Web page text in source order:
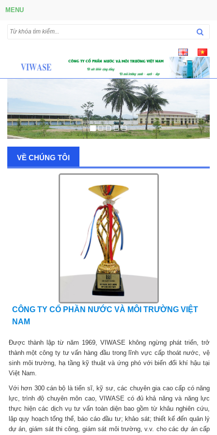
MENU
VỀ CHÚNG TÔI
CÔNG TY CỔ PHẦN NƯỚC VÀ MÔI TRƯỜNG VIỆT
NAM
Được thành lập từ năm 1969, VIWASE không ngừng phát triển, trở
thành một công ty tư vấn hàng đầu trong lĩnh vực cấp thoát nước, vệ
sinh môi trường, hạ tầng kỹ thuật và ứng phó với biến đổi khí hậu tại
Việt Nam.
Với hơn 300 cán bộ là tiến sĩ, kỹ sư, các chuyên gia cao cấp có năng
lực, trình độ chuyên môn cao, VIWASE có đủ khả năng và năng lực
thực hiện các dịch vụ tư vấn toàn diện bao gồm từ khâu nghiên cứu,
lập quy hoạch tổng thể, báo cáo đầu tư; khảo sát; thiết kế đến quản lý
dự án, giám sát thi công, giám sát môi trường, v.v. cho các dự án cấp